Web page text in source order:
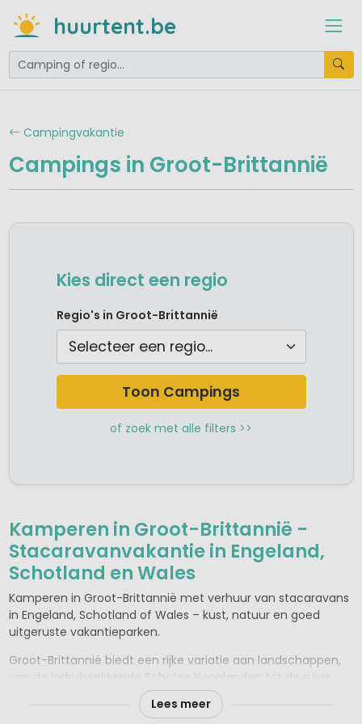
huurtent.be
Campingvakantie
Campings in Groot-Brittannië
Kies direct een regio
Camping Noord Engeland
Camping Schotland
Camping Wales
Camping Zuid Engeland
Camping Zuid West Engeland
Regio's in Groot-Brittannië
Toon Campings
of zoek met alle filters >>
Kamperen in Groot-Brittannië -
Stacaravanvakantie in Engeland,
Schotland en Wales
Kamperen in Groot-Brittannië met verhuur van stacaravans
in Engeland, Schotland of Wales – kust, natuur en goed
uitgeruste vakantieparken.
Groot-Brittannië biedt een rijke variatie aan landschappen,
van de indrukwekkende Schotse Hooglanden tot de ruige
kust van Wales en het glooiende landschap van Zuid-
Engeland. Voor een comfortabele kampeervakantie zijn
Lees meer